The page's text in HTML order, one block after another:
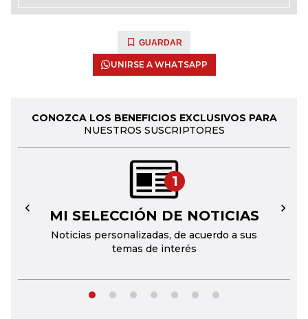
GUARDAR
UNIRSE A WHATSAPP
CONOZCA LOS BENEFICIOS EXCLUSIVOS PARA
NUESTROS SUSCRIPTORES
1
MI SELECCIÓN DE NOTICIAS
Noticias personalizadas, de acuerdo a sus
temas de interés
← →